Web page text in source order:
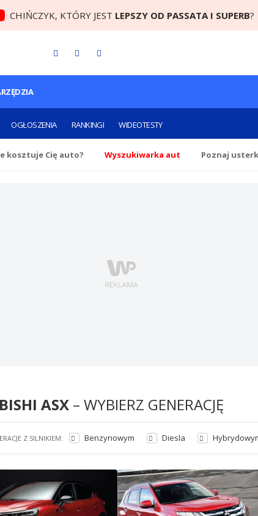
CHIŃCZYK, KTÓRY JEST LEPSZY OD PASSATA I SUPERB?
OGŁOSZENIA RANKINGI WIDEOTESTY
kosztuje Cię auto? Wyszukiwarka aut Poznaj
ASX – WYBIERZ GENERACJĘ
Z SILNIKIEM: Benzynowym Diesla